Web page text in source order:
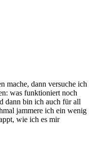
mache, dann versuche ich
was funktioniert noch
dann bin ich auch für all
jammere ich ein wenig
wie ich es mir